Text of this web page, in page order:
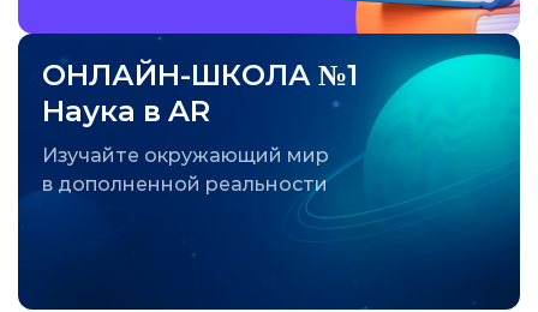
ОНЛАЙН-ШКОЛА №1
Наука в AR
Изучайте окружающий мир
в дополненной реальности